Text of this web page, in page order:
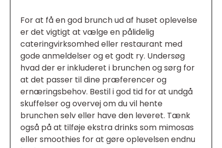
For at få en god brunch ud af huset oplevelse
er det vigtigt at vælge en pålidelig
cateringvirksomhed eller restaurant med
gode anmeldelser og et godt ry. Undersøg
hvad der er inkluderet i brunchen og sørg for
at det passer til dine præferencer og
ernæringsbehov. Bestil i god tid for at undgå
skuffelser og overvej om du vil hente
brunchen selv eller have den leveret. Tænk
også på at tilføje ekstra drinks som mimosas
eller smoothies for at gøre oplevelsen endnu